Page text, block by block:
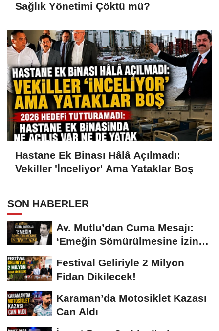
Sağlık Yönetimi Çöktü mü?
Hastane Ek Binası Hâlâ Açılmadı:
Vekiller 'İnceliyor' Ama Yataklar Boş
SON HABERLER
Av. Mutlu’dan Cuma Mesajı:
‘Emeğin Sömürülmesine İzin
Festival Geliriyle 2 Milyon
Fidan Dikilecek!
Karaman’da Motosiklet Kazası
Can Aldı